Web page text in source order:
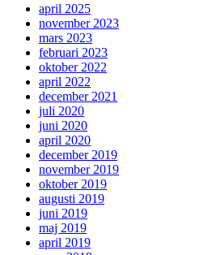
april 2025
november 2023
mars 2023
februari 2023
oktober 2022
april 2022
december 2021
juli 2020
juni 2020
april 2020
december 2019
november 2019
oktober 2019
augusti 2019
juni 2019
maj 2019
april 2019